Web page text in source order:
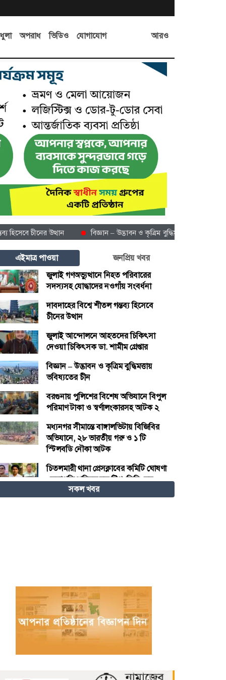
অপরাধ ভিডিও যোগাযোগ আরও
চীনের উত্থান বিজ্ঞান – উদ্ভাবন ও কৃত্রিম বুদ্ধিমত্তায় ভবিষ্যতের চীন
এইমাত্র পাওয়া
জনপ্রিয় খবর
জুলাই গণঅভ্যুত্থানে নিহত পরিবারের
সদস্যসহ যোদ্ধাদের নওগাঁয় সংবর্ধনা
দাবদাহের বিশ্বে শীতল গন্তব্য হিসেবে
চীনের উত্থান
জুলাই আন্দোলনে আহতদের চিকিৎসা
দেওয়া চিকিৎসক ডা. শামীম গ্রেপ্তার
বিজ্ঞান – উদ্ভাবন ও কৃত্রিম বুদ্ধিমত্তায়
ভবিষ্যতের চীন
বরগুনায় পুলিশের বিশেষ অভিযানে বিপুল
পরিমাণ টাকা ও স্বর্ণালংকারসহ আটক ২
মধ্যনগর সীমান্তে বাঙ্গালভিটায় বিজিবির
অভিযানে, ২৮ ভারতীয় গরু ও ১ টি
স্টিলবডি নৌকা আটক
চিতলমারী থানা প্রেসক্লাবের কমিটি ঘোষণা
: সভাপতি শহিদুল হক টিপু, সিনি: সহ
সভাপতি মো: আজাদ খান, সাধারণ
খুলনার রূপসায় অভিযান চালিয়ে ১০
কেজি গাঁজাসহ দুইজন মাদক ব্যবসায়ীকে
গ্রেফতার করেছে র‍্যাব-৬
নওগাঁয় পানিতে ডুবে নবদম্পতির মৃত্যু,
সিকিউরিটি ক্লাব গঠনের ঘোষণা জাতীয়
সকল খবর